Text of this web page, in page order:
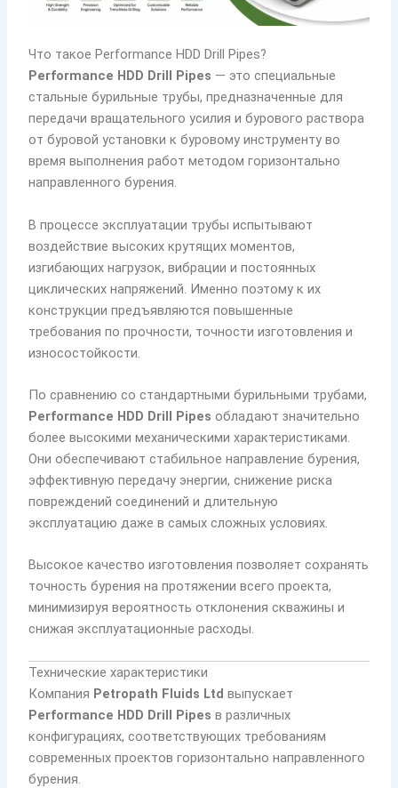
Что такое Performance HDD Drill Pipes?
Performance HDD Drill Pipes — это специальные
стальные бурильные трубы, предназначенные для
передачи вращательного усилия и бурового раствора
от буровой установки к буровому инструменту во
время выполнения работ методом горизонтально
направленного бурения.
В процессе эксплуатации трубы испытывают
воздействие высоких крутящих моментов,
изгибающих нагрузок, вибрации и постоянных
циклических напряжений. Именно поэтому к их
конструкции предъявляются повышенные
требования по прочности, точности изготовления и
износостойкости.
По сравнению со стандартными бурильными трубами,
Performance HDD Drill Pipes обладают значительно
более высокими механическими характеристиками.
Они обеспечивают стабильное направление бурения,
эффективную передачу энергии, снижение риска
повреждений соединений и длительную
эксплуатацию даже в самых сложных условиях.
Высокое качество изготовления позволяет сохранять
точность бурения на протяжении всего проекта,
минимизируя вероятность отклонения скважины и
снижая эксплуатационные расходы.
Технические характеристики
Компания Petropath Fluids Ltd выпускает
Performance HDD Drill Pipes в различных
конфигурациях, соответствующих требованиям
современных проектов горизонтально направленного
бурения.